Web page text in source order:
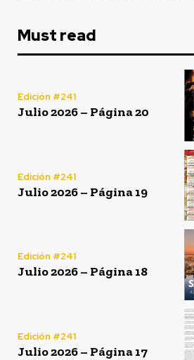
Must read
Edición #241
Julio 2026 – Página 20
Edición #241
Julio 2026 – Página 19
Edición #241
Julio 2026 – Página 18
Edición #241
Julio 2026 – Página 17